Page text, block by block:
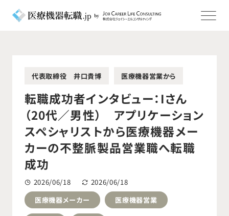
代表取締役 井口貴博 医療機器営業から
転職成功者インタビュー：Iさん
（20代／男性） アプリケーション
スペシャリストから医療機器メー
カーの不整脈製品営業職へ転職
成功
2026/06/18
2026/06/18
医療機器メーカー
医療機器営業